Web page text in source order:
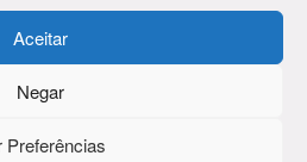
Aceitar
Negar
Preferências
DE CURITIBA EM 2006.